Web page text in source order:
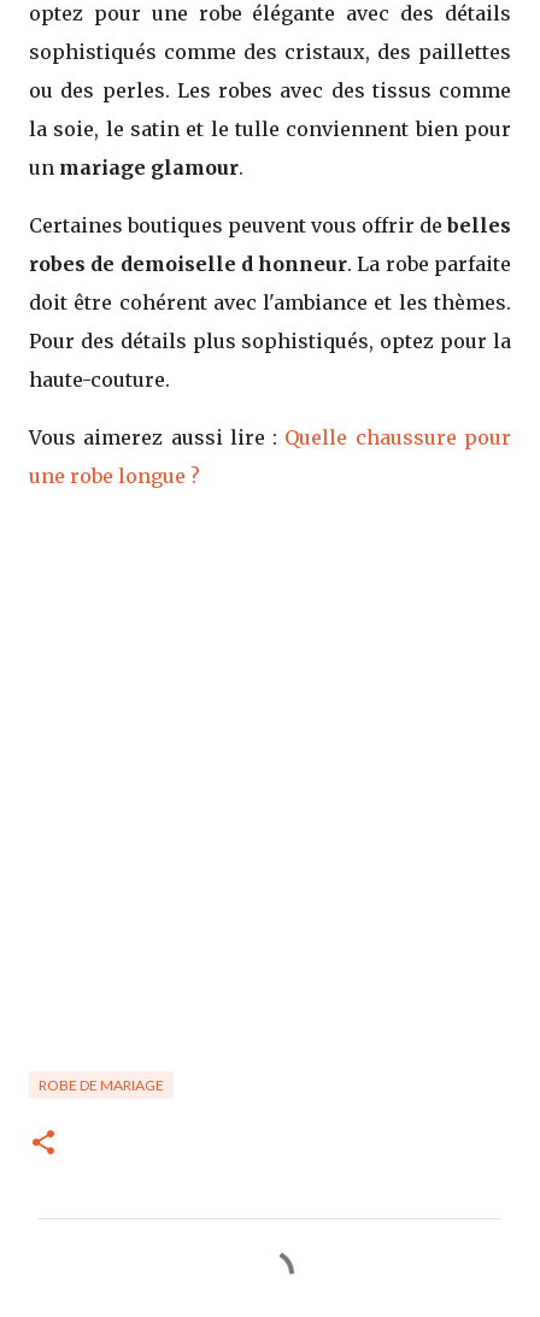
optez pour une robe élégante avec des détails
sophistiqués comme des cristaux, des paillettes
ou des perles. Les robes avec des tissus comme
la soie, le satin et le tulle conviennent bien pour
un mariage glamour.
Certaines boutiques peuvent vous offrir debelles
robes de demoiselle d honneur. La robe parfaite
doit être cohérent avec l'ambiance et les thèmes.
Pour des détails plus sophistiqués, optez pour la
haute-couture.
Vous aimerez aussi lire : Quelle chaussure pour
une robe longue ?
ROBE DE MARIAGE